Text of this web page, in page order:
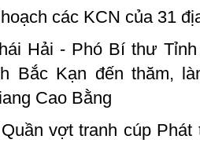
các KCN của 31
Hải - Phó Bí thư
Bắc Kạn đến thăm,
Cao Bằng
vợt tranh cúp